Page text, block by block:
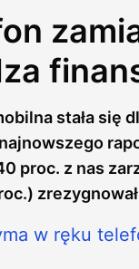
stała się
proc. z nas